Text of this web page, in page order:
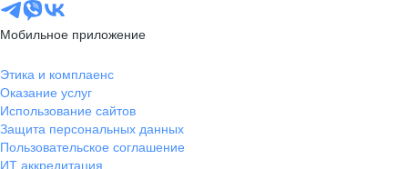
Мобильное приложение
Этика и комплаенс
Оказание услуг
Использование сайтов
Защита персональных данных
Пользовательское соглашение
ИТ аккредитация